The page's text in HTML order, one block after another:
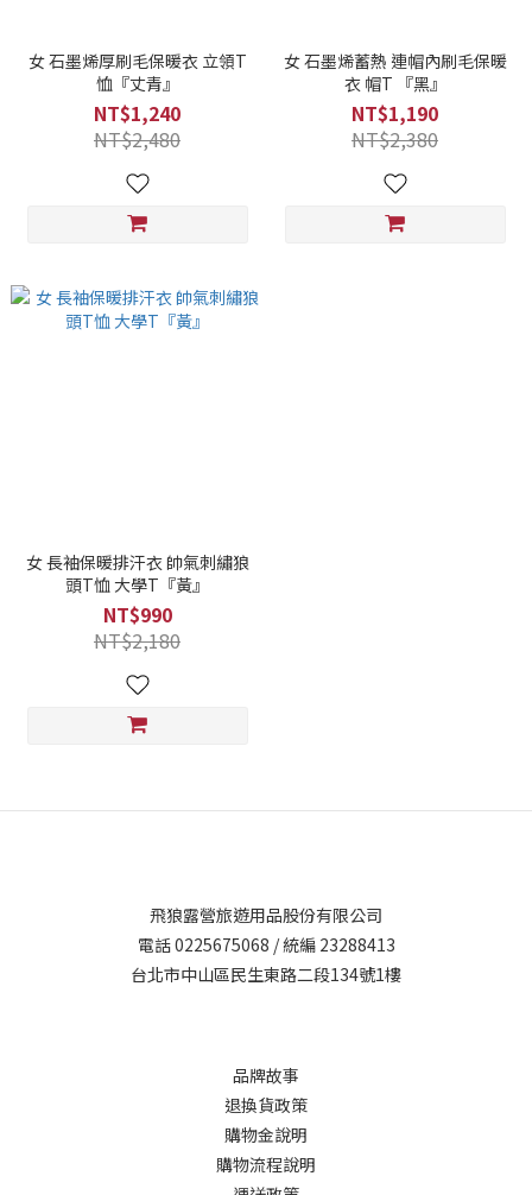
女 石墨烯厚刷毛保暖衣 立領T
恤『丈青』
NT$1,240
NT$2,480
女 石墨烯蓄熱 連帽內刷毛保暖
衣 帽T 『黑』
NT$1,190
NT$2,380
女 長袖保暖排汗衣 帥氣刺繡狼
頭T恤 大學T『黃』
NT$990
NT$2,180
飛狼露營旅遊用品股份有限公司
電話 0225675068 / 統編 23288413
台北市中山區民生東路二段134號1樓
品牌故事
退換貨政策
購物金說明
購物流程說明